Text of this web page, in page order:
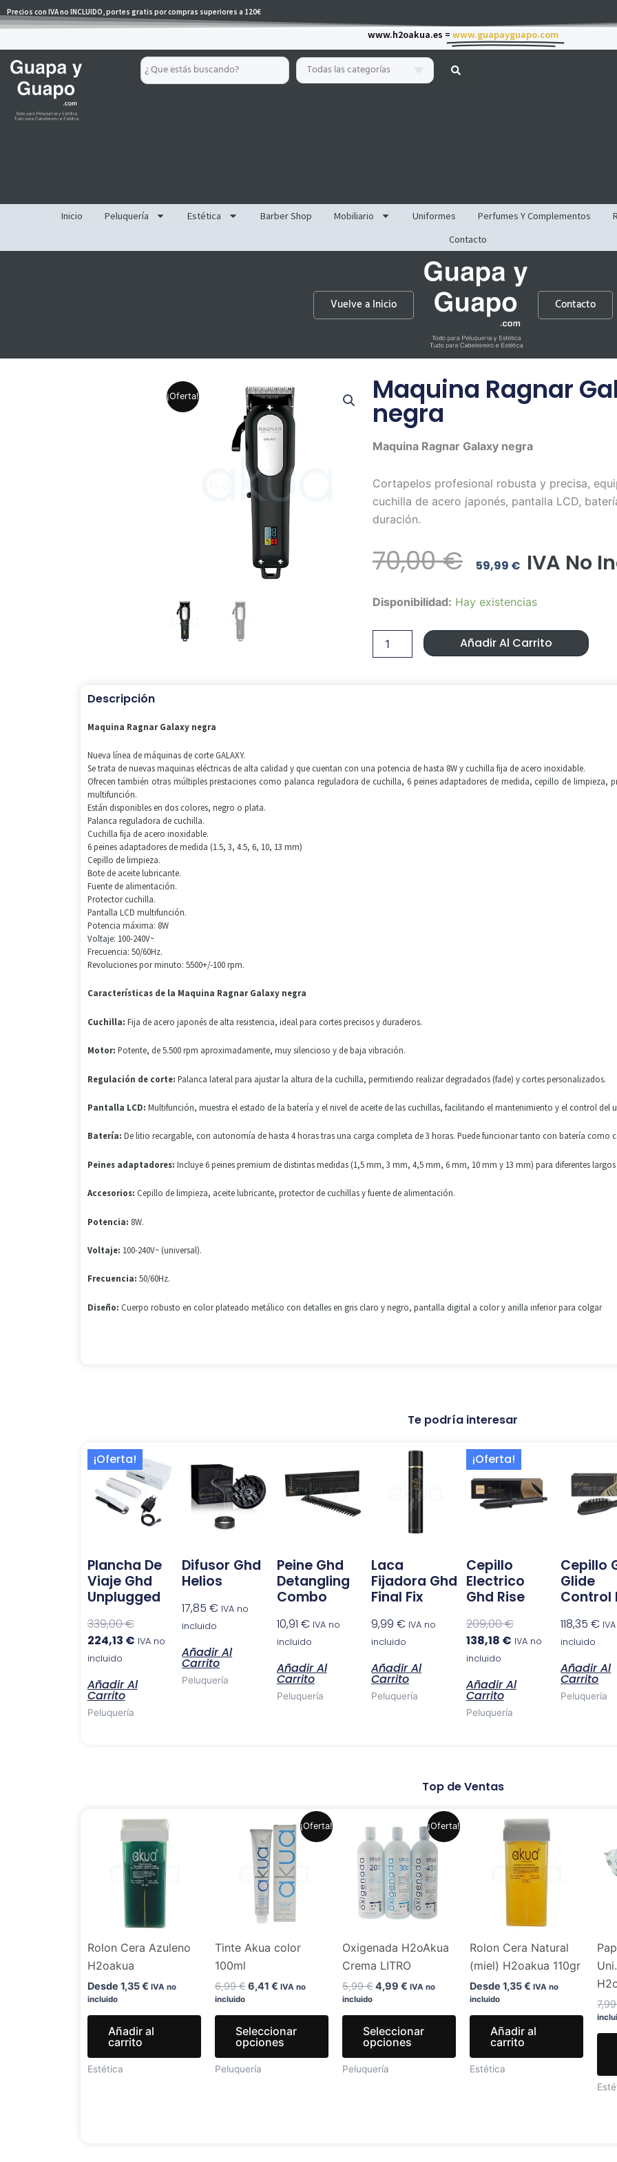
al
Precios con IVA no INCLUIDO, portes gratis por compras superiores a 120€
www.h2oakua.es = www.guapayguapo.com
Search
...
Todas las categorías
Inicio Peluquería Estética Barber Shop Mobiliario Uniformes Perfumes Y Complementos
Contacto
Vuelve a Inicio Contacto
¡Oferta! Maquina Ragnar
negra
Maquina Ragnar Galaxy negra
Cortapelos profesional robusta y precisa,
cuchilla de acero japonés, pantalla LCD,
duración.
70,00€ El
Original
Era:
70,00 €.
59,99 €El
Actual
Es:
59,99 €.
IVA No
Disponibilidad: Hay existencias
Maquina
Ragnar
negra
Añadir Al Carrito
Descripción
Maquina Ragnar Galaxy negra
Nueva línea de máquinas de corte GALAXY.
Se trata de nuevas maquinas eléctricas de alta calidad y que cuentan con una potencia de hasta 8W y cuchilla fija de acero inoxidable.
Ofrecen también otras múltiples prestaciones como palanca reguladora de cuchilla, 6 peines adaptadores de medida, cepillo de limpieza,
multifunción.
Están disponibles en dos colores, negro o plata.
Palanca reguladora de cuchilla.
Cuchilla fija de acero inoxidable.
6 peines adaptadores de medida (1.5, 3, 4.5, 6, 10, 13 mm)
Cepillo de limpieza.
Bote de aceite lubricante.
Fuente de alimentación.
Protector cuchilla.
Pantalla LCD multifunción.
Potencia máxima: 8W
Voltaje: 100-240V~
Frecuencia: 50/60Hz.
Revoluciones por minuto: 5500+/-100 rpm.
Características de la Maquina Ragnar Galaxy negra
Cuchilla: Fija de acero japonés de alta resistencia, ideal para cortes precisos y duraderos.
Motor: Potente, de 5.500 rpm aproximadamente, muy silencioso y de baja vibración.
Regulación de corte: Palanca lateral para ajustar la altura de la cuchilla, permitiendo realizar degradados (fade) y cortes personalizados.
Pantalla LCD: Multifunción, muestra el estado de la batería y el nivel de aceite de las cuchillas, facilitando el mantenimiento y el control del
Batería: De litio recargable, con autonomía de hasta 4 horas tras una carga completa de 3 horas. Puede funcionar tanto con batería como
Peines adaptadores: Incluye 6 peines premium de distintas medidas (1,5 mm, 3 mm, 4,5 mm, 6 mm, 10 mm y 13 mm) para diferentes
Accesorios: Cepillo de limpieza, aceite lubricante, protector de cuchillas y fuente de alimentación.
Potencia: 8W.
Voltaje: 100-240V~ (universal).
Frecuencia: 50/60Hz.
Diseño: Cuerpo robusto en color plateado metálico con detalles en gris claro y negro, pantalla digital a color y anilla inferior para colgar
Te podría interesar
¡Oferta!
Plancha De
Viaje Ghd
Unplugged
339,00€
El
precio
original
era:
339,00 €.
224,13 €
El
precio
actual
es:
224,13 €.
IVA no
incluido
Añadir Al
Carrito
Peluquería
Difusor Ghd
Helios
17,85€ IVA no
incluido
Añadir Al
Carrito
Peluquería
Peine Ghd
Detangling
Combo
10,91 € IVA no
incluido
Añadir Al
Carrito
Peluquería
Laca
Fijadora Ghd
Final Fix
9,99€ IVA no
incluido
Añadir Al
Carrito
Peluquería
¡Oferta!
Cepillo
Electrico
Ghd Rise
209,00€
El
precio
original
era:
138,18 €
El
precio
actual
es:
IVA no
incluido
Añadir Al
Carrito
Peluquería
Cepillo
Glide
Control
118,35€
incluido
Añadir Al
Carrito
Peluquería
Top de Ventas
Rolon Cera Azuleno
H2oakua
Desde 1,35€ IVA no
incluido
Añadir al
carrito
Estética
¡Oferta!
Tinte Akua color
100ml
6,99€
precio
original
era:
6,99 €.
6,41 €
precio
actual
es:
6,41 €.
IVA no
incluido
Seleccionar
opciones
Este
producto
múltiples
variantes.
pueden
elegir
la
de
producto
Peluquería
¡Oferta!
Oxigenada H2oAkua
Crema LITRO
5,99€
precio
original
era:
5,99 €.
4,99 €
precio
actual
es:
4,99 €.
IVA no
incluido
Seleccionar
opciones
Este
producto
pueden
elegir
la
de
producto
Peluquería
Rolon Cera Natural
(miel) H2oakua 110gr
Desde 1,35€ IVA no
incluido
Añadir al
carrito
Estética